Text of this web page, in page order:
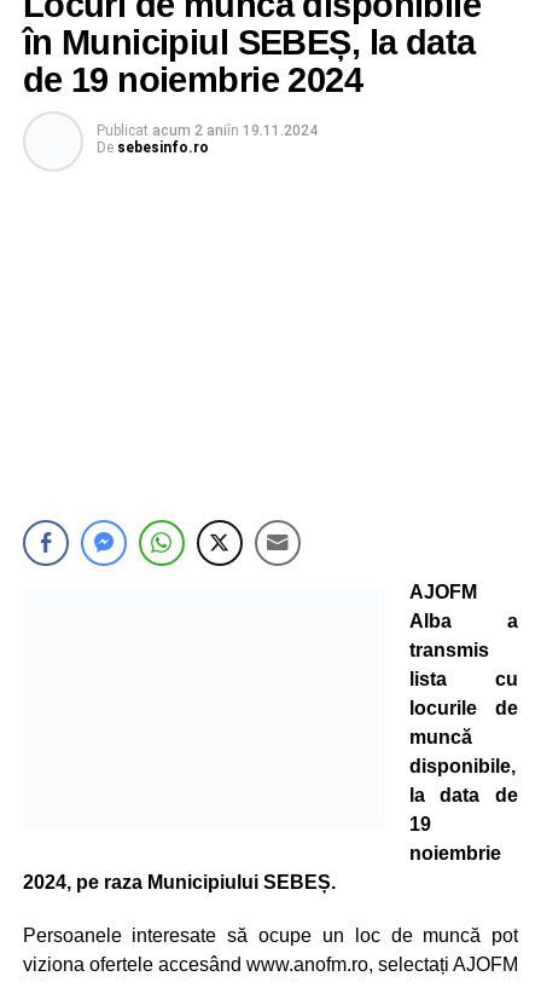
în Municipiul SEBEȘ, la data
de 19 noiembrie 2024
Publicat acum 2 aniîn 19.11.2024
De sebesinfo.ro
AJOFM
Alba a
transmis
lista cu
locurile de
muncă
disponibile,
la data de
19
noiembrie
2024, pe raza Municipiului SEBEȘ.
Persoanele interesate să ocupe un loc de muncă pot
viziona ofertele accesând www.anofm.ro, selectați AJOFM